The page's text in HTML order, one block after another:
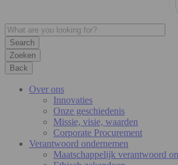
Zoeken
Back
Over ons
Innovaties
Onze geschiedenis
Missie, visie, waarden
Corporate Procurement
Verantwoord ondernemen
Maatschappelijk verantwoord